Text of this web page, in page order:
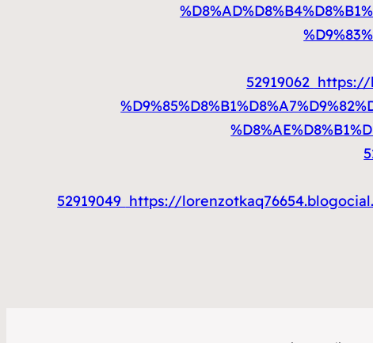
52919062 https://
52919049 https://